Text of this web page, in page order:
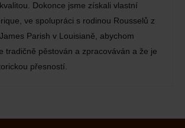
Dokonce jsme získali vlastní
ve spolupráci s rodinou Rousselů z
Parish v Louisianě, abychom
tradičně pěstován a zpracováván a že je
přesností.